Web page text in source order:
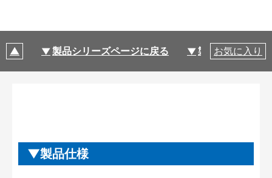
製品シリーズページに戻る 製品仕様
お気に入り
製品仕様